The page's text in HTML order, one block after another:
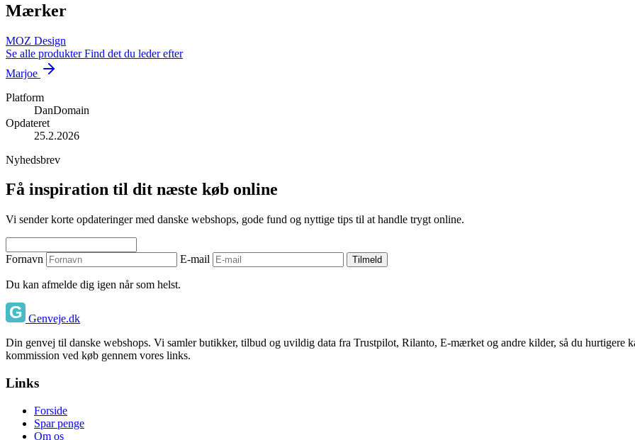
Mærker
MOZ Design
Se alle produkterFind det du leder efter
Marjoe
Platform
DanDomain
Opdateret
25.2.2026
Nyhedsbrev
Få inspiration til dit næste køb online
Vi sender korte opdateringer med danske webshops, gode fund og nyttige tips til at handle trygt online.
Fornavn E-mail Tilmeld
Du kan afmelde dig igen når som helst.
Genveje.dk
Din genvej til danske webshops. Vi samler butikker, tilbud og uvildig data fra Trustpilot, Rilanto, E-mærket og andre kilder, så du hurtigere
kommission ved køb gennem vores links.
Links
Forside
Spar penge
Om os